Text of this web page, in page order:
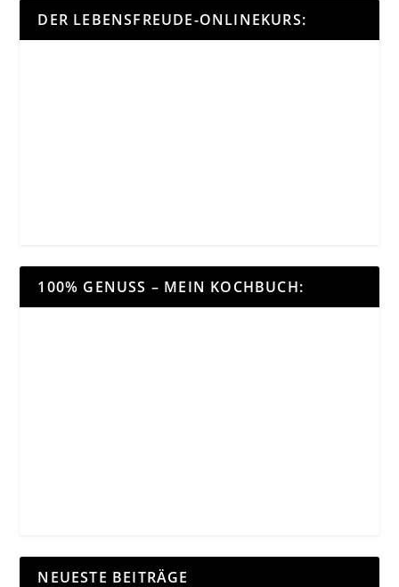
DER LEBENSFREUDE-ONLINEKURS:
100% GENUSS – MEIN KOCHBUCH:
NEUESTE BEITRÄGE